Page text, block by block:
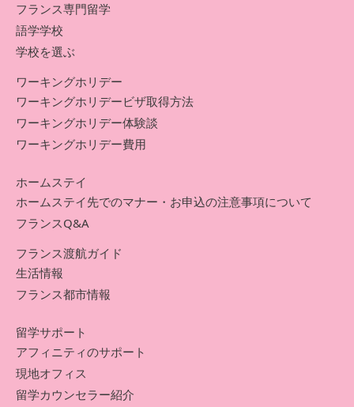
フランス専門留学
語学学校
学校を選ぶ
ワーキングホリデー
ワーキングホリデービザ取得方法
ワーキングホリデー体験談
ワーキングホリデー費用
ホームステイ
ホームステイ先でのマナー・お申込の注意事項について
フランスQ&A
フランス渡航ガイド
生活情報
フランス都市情報
留学サポート
アフィニティのサポート
現地オフィス
留学カウンセラー紹介